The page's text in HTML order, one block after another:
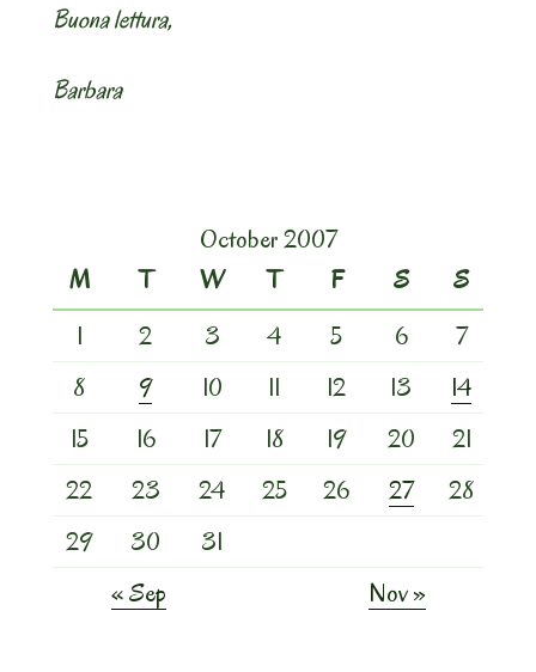
Buona lettura,
Barbara
October 2007
M
T W T F S
S
1
2 3 4 5 6
7
8
9 10 11 12 13
14
15
16 17 18 19 20
21
22
23 24 25 26 27
28
29
30
31
« Sep
Nov »